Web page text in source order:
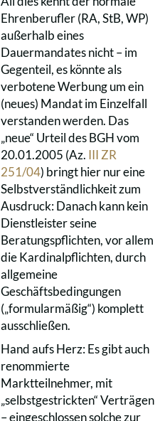
Ehrenberufler (RA, StB, WP)
außerhalb eines
Dauermandates nicht – im
Gegenteil, es könnte als
verbotene Werbung um ein
(neues) Mandat im Einzelfall
verstanden werden. Das
„neue“ Urteil des BGH vom
20.01.2005 (Az. III ZR
251/04) bringt hier nur eine
Selbstverständlichkeit zum
Ausdruck: Danach kann kein
Dienstleister seine
Beratungspflichten, vor allem
die Kardinalpflichten, durch
allgemeine
Geschäftsbedingungen
(„formularmäßig“) komplett
ausschließen.
Hand aufs Herz: Es gibt auch
renommierte
Marktteilnehmer, mit
„selbstgestrickten“ Verträgen
– eingeschlossen solche zur